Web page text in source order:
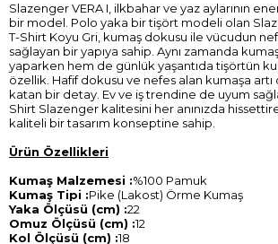
Slazenger VERA I, ilkbahar ve yaz aylarının
bir model. Polo yaka bir tişört modeli olan
T-Shirt Koyu Gri, kumaş dokusu ile vücudun
sağlayan bir yapıya sahip. Aynı zamanda
yaparken hem de günlük yaşantıda tişörtün
özellik. Hafif dokusu ve nefes alan kumaşa artı
katan bir detay. Ev ve iş trendine de uyum
Shirt Slazenger kalitesini her anınızda
kaliteli bir tasarım konseptine sahip.
Ürün Özellikleri
Kumaş Malzemesi :%100 Pamuk
Kumaş Tipi :Pike (Lakost) Örme Kumaş
Yaka Ölçüsü (cm) :22
Omuz Ölçüsü (cm) :12
Kol Ölçüsü (cm) :18